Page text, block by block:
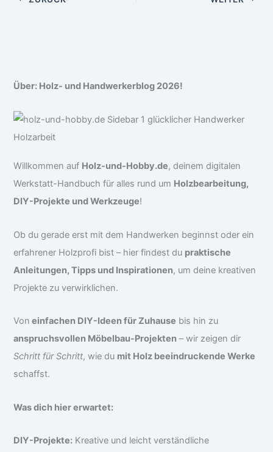
Über: Holz- und Handwerkerblog 2026!
Willkommen auf Holz-und-Hobby.de, deinem digitalen
Werkstatt-Handbuch für alles rund um Holzbearbeitung,
DIY-Projekte und Werkzeuge!
Ob du gerade erst mit dem Handwerken beginnst oder ein
erfahrener Holzprofi bist – hier findest du praktische
Anleitungen, Tipps und Inspirationen, um deine kreativen
Projekte zu verwirklichen.
Von einfachen DIY-Ideen für Zuhause bis hin zu
anspruchsvollen Möbelbau-Projekten – wir zeigen dir
Schritt für Schritt, wie du mit Holz beeindruckende Werke
schaffst.
Was dich hier erwartet:
DIY-Projekte: Kreative und leicht verständliche